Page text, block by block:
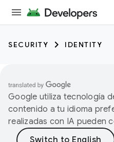
SECURITY IDENTITY
Google utiliza tecnología
contenido a tu idioma
realizadas con IA pueden